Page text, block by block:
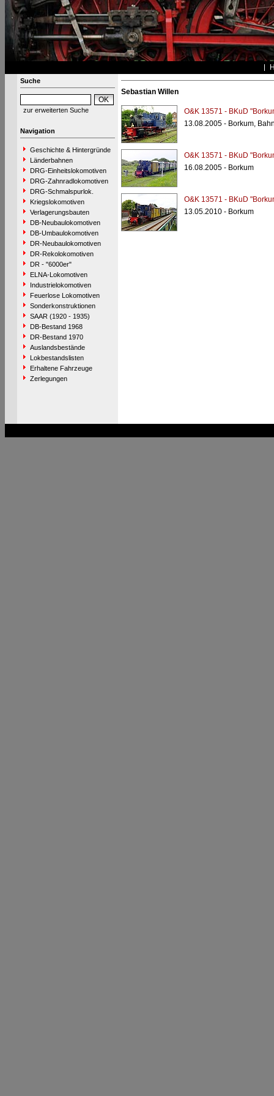
Suche
zur erweiterten Suche
Navigation
Geschichte & Hintergründe
Länderbahnen
DRG-Einheitslokomotiven
DRG-Zahnradlokomotiven
DRG-Schmalspurlok.
Kriegslokomotiven
Verlagerungsbauten
DB-Neubaulokomotiven
DB-Umbaulokomotiven
DR-Neubaulokomotiven
DR-Rekolokomotiven
DR - "6000er"
ELNA-Lokomotiven
Industrielokomotiven
Feuerlose Lokomotiven
Sonderkonstruktionen
SAAR (1920 - 1935)
DB-Bestand 1968
DR-Bestand 1970
Auslandsbestände
Lokbestandslisten
Erhaltene Fahrzeuge
Zerlegungen
Sebastian Willen
O&K 13571 - BKuD
13.08.2005 - Borkum,
O&K 13571 - BKuD
16.08.2005 - Borkum
O&K 13571 - BKuD
13.05.2010 - Borkum